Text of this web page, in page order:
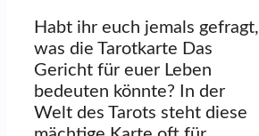
Habt ihr euch jemals gefragt,
was die Tarotkarte Das
Gericht für euer Leben
bedeuten könnte? In der
Welt des Tarots steht diese